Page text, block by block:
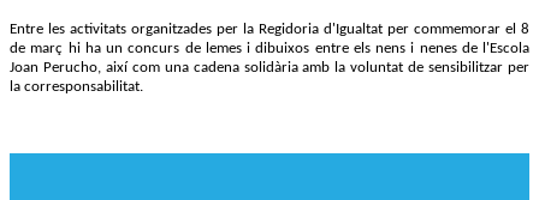
Entre les activitats organitzades per la Regidoria d'Igualtat per commemorar el 8
de març hi ha un concurs de lemes i dibuixos entre els nens i nenes de l'Escola
Joan Perucho, així com una cadena solidària amb la voluntat de sensibilitzar per
la corresponsabilitat.